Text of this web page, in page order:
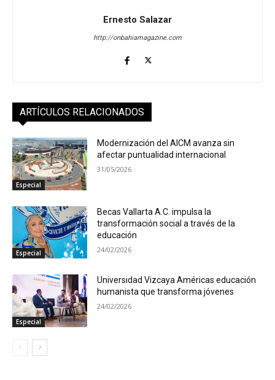
Ernesto Salazar
http://onbahiamagazine.com
ARTÍCULOS RELACIONADOS
Especial
Modernización del AICM avanza sin
afectar puntualidad internacional
31/05/2026
Especial
Becas Vallarta A.C. impulsa la
transformación social a través de la
educación
24/02/2026
Especial
Universidad Vizcaya Américas educación
humanista que transforma jóvenes
24/02/2026